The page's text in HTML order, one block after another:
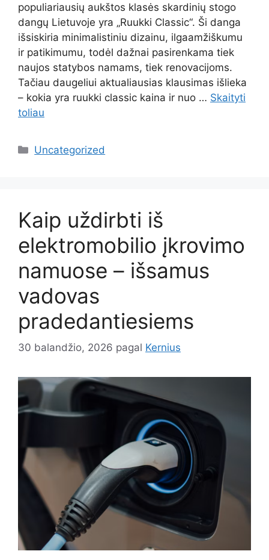
populiariausių aukštos klasės skardinių stogo
dangų Lietuvoje yra „Ruukki Classic“. Ši danga
išsiskiria minimalistiniu dizainu, ilgaamžiškumu
ir patikimumu, todėl dažnai pasirenkama tiek
naujos statybos namams, tiek renovacijoms.
Tačiau daugeliui aktualiausias klausimas išlieka
– kokia yra ruukki classic kaina ir nuo … Skaityti
toliau
Kategorijos
Uncategorized
Kaip uždirbti iš
elektromobilio įkrovimo
namuose – išsamus
vadovas
pradedantiesiems
30 balandžio, 2026 pagal Kernius